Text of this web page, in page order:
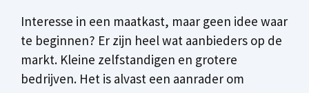
Interesse in een maatkast, maar geen idee waar
te beginnen? Er zijn heel wat aanbieders op de
markt. Kleine zelfstandigen en grotere
bedrijven. Het is alvast een aanrader om